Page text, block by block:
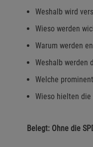
Weshalb wird
Wieso werden
Warum werden
Weshalb werden
Welche
Wieso hielten
Belegt: Ohne die